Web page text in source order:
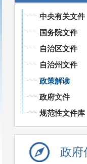
中央有关文件
国务院文件
自治区文件
自治州文件
政策解读
政府文件
规范性文件库
政府